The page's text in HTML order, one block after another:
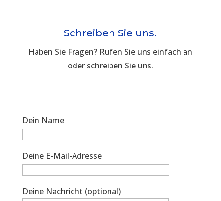
Schreiben Sie uns.
Haben Sie Fragen? Rufen Sie uns einfach an
oder schreiben Sie uns.
Dein Name
Deine E-Mail-Adresse
Deine Nachricht (optional)